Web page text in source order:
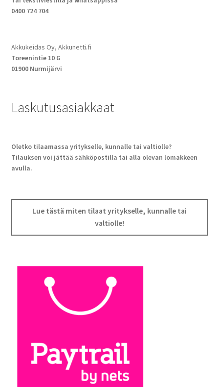
0400 724 704
Akkukeidas Oy, Akkunetti.fi
Toreenintie 10 G
01900 Nurmijärvi
Laskutusasiakkaat
Oletko tilaamassa yritykselle, kunnalle tai valtiolle?
Tilauksen voi jättää sähköpostilla tai alla olevan lomakkeen
avulla.
Lue tästä miten tilaat yritykselle, kunnalle tai
valtiolle!